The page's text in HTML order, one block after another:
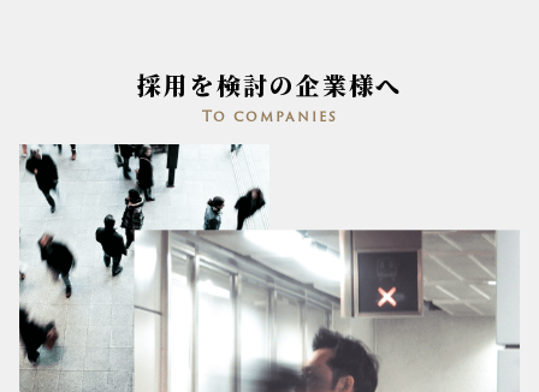
採用を検討の企業様へ
To companies